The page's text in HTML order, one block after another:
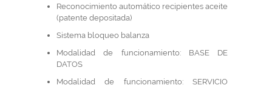
Reconocimiento automático recipientes aceite
(patente depositada)
Sistema bloqueo balanza
Modalidad de funcionamiento: BASE DE
DATOS
Modalidad de funcionamiento: SERVICIO